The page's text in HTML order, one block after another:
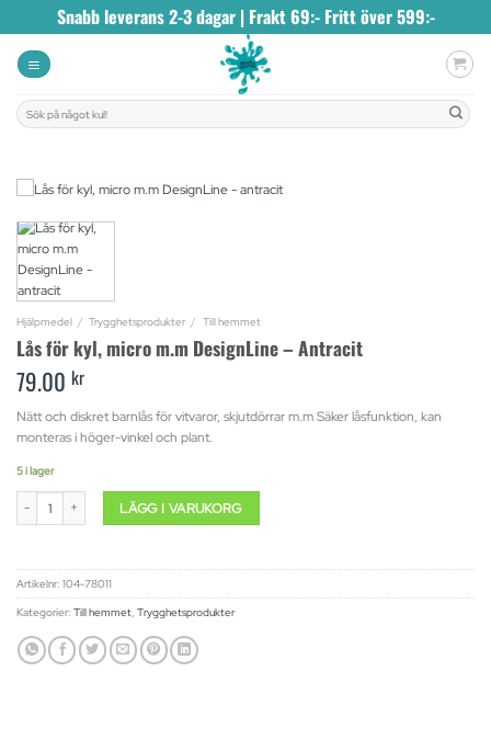
to
content
Snabb leverans 2-3 dagar | Frakt 69:- Fritt över 599:-
Sök
efter:
Hjälpmedel / Trygghetsprodukter / Till hemmet
Lås för kyl, micro m.m DesignLine – Antracit
79.00 kr
Nätt och diskret barnlås för vitvaror, skjutdörrar m.m Säker låsfunktion, kan
monteras i höger-vinkel och plant.
5 i lager
Lås för kyl, micro m.m DesignLine - Antracit mängd
LÄGG I VARUKORG
Artikelnr: 104-78011
Kategorier: Till hemmet, Trygghetsprodukter